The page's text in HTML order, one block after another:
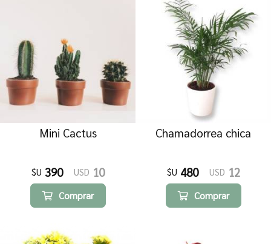
Para
Mini Cactus
$U 390 USD 10
Comprar
Chamadorrea chica
$U 480 USD 12
Comprar